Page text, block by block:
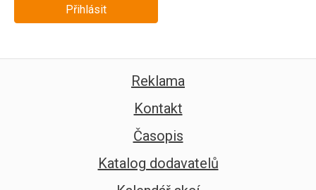
Přihlásit
Reklama
Kontakt
Časopis
Katalog dodavatelů